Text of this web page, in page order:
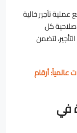
تأجير خالية
كل
لتضمن
عالمياً: أرقام
في